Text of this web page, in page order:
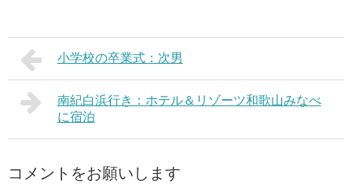
小学校の卒業式：次男
南紀白浜行き：ホテル＆リゾーツ和歌山みなべ
に宿泊
コメントをお願いします